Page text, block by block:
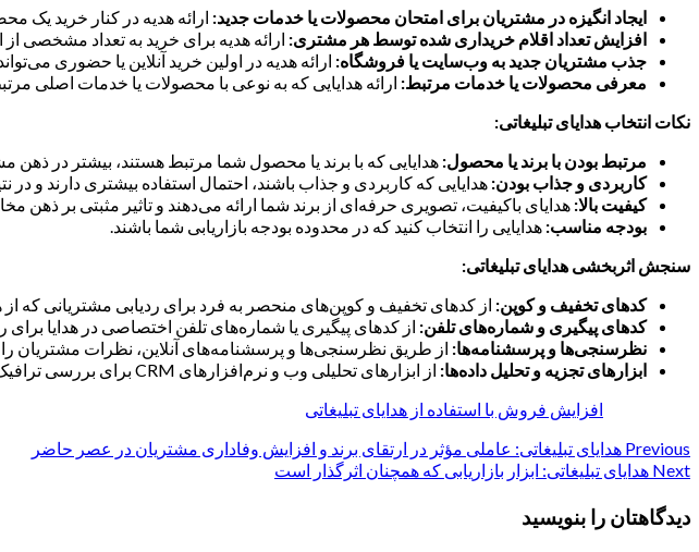
ایجاد انگیزه در مشتریان برای امتحان محصولات یا خدمات جدید: ارائه هدیه در کنار خرید یک
افزایش تعداد اقلام خریداری شده توسط هر مشتری: ارائه هدیه برای خرید به تعداد مشخصی
جذب مشتریان جدید به وب‌سایت یا فروشگاه: ارائه هدیه در اولین خرید آنلاین یا حضوری
معرفی محصولات یا خدمات مرتبط: ارائه هدایایی که به نوعی با محصولات یا خدمات اصلی
نکات انتخاب هدایای تبلیغاتی:
مرتبط بودن با برند یا محصول: هدایایی که با برند یا محصول شما مرتبط هستند، بیشتر در ذهن
کاربردی و جذاب بودن: هدایایی که کاربردی و جذاب باشند، احتمال استفاده بیشتری دارند و در
کیفیت بالا: هدایای باکیفیت، تصویری حرفه‌ای از برند شما ارائه می‌دهند و تاثیر مثبتی بر ذهن
بودجه مناسب: هدایایی را انتخاب کنید که در محدوده بودجه بازاریابی شما باشند.
سنجش اثربخشی هدایای تبلیغاتی:
کدهای تخفیف و کوپن: از کدهای تخفیف و کوپن‌های منحصر به فرد برای ردیابی مشتریانی که از
کدهای پیگیری و شماره‌های تلفن: از کدهای پیگیری یا شماره‌های تلفن اختصاصی در هدایا
نظرسنجی‌ها و پرسشنامه‌ها: از طریق نظرسنجی‌ها و پرسشنامه‌های آنلاین، نظرات مشتریان را
ابزارهای تجزیه و تحلیل داده‌ها: از ابزارهای تحلیلی وب و نرم‌افزارهای CRM برای بررسی ترافیک وب‌سایت، میزان فروش و سایر معیارهای مرتبط با هدایای تبلیغاتی استفاده کنید.
افزایش فروش با استفاده از هدایای تبلیغاتی
Continue
Previous هدایای تبلیغاتی: عاملی مؤثر در ارتقای برند و افزایش وفاداری مشتریان در عصر حاضر
Next هدایای تبلیغاتی: ابزار بازاریابی که همچنان اثرگذار است
دیدگاهتان را بنویسید